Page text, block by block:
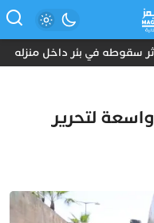
في بئر داخل منزله
لتحرير